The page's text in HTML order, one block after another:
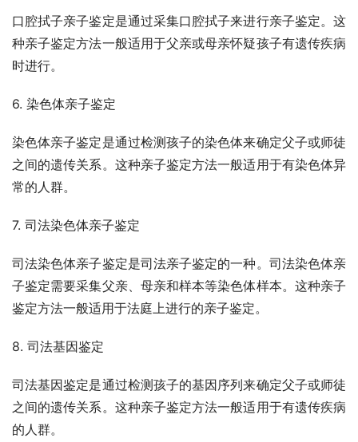
口腔拭子亲子鉴定是通过采集口腔拭子来进行亲子鉴定。这
种亲子鉴定方法一般适用于父亲或母亲怀疑孩子有遗传疾病
时进行。
6. 染色体亲子鉴定
染色体亲子鉴定是通过检测孩子的染色体来确定父子或师徒
之间的遗传关系。这种亲子鉴定方法一般适用于有染色体异
常的人群。
7. 司法染色体亲子鉴定
司法染色体亲子鉴定是司法亲子鉴定的一种。司法染色体亲
子鉴定需要采集父亲、母亲和样本等染色体样本。这种亲子
鉴定方法一般适用于法庭上进行的亲子鉴定。
8. 司法基因鉴定
司法基因鉴定是通过检测孩子的基因序列来确定父子或师徒
之间的遗传关系。这种亲子鉴定方法一般适用于有遗传疾病
的人群。